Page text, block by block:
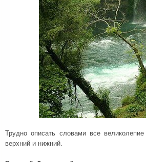
Трудно описать словами все
верхний и нижний.